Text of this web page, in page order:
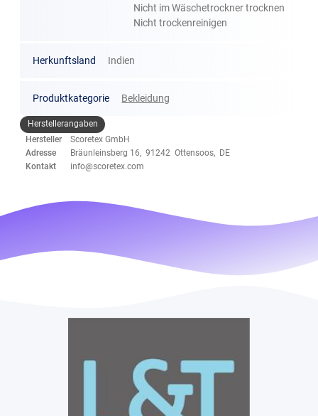
Nicht im Wäschetrockner trocknen
Nicht trockenreinigen
Herkunftsland Indien
Produktkategorie Bekleidung
Herstellerangaben
Hersteller
Scoretex GmbH
Adresse
Bräunleinsberg 16, 91242 Ottensoos, DE
Kontakt
info@scoretex.com